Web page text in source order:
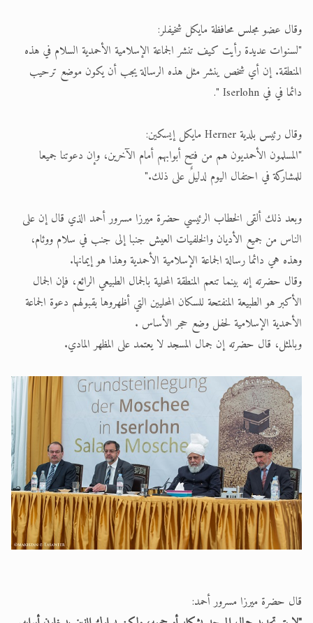
وقال عضو مجلس محافظة مايكل شخيفلر:
"لسنوات عديدة رأيت كيف تنشر الجماعة الإسلامية الأحمدية السلام في هذه
المنطقة. إن أي شخص ينشر مثل هذه الرسالة يجب أن يكون موضع ترحيب
دائما في في Iserlohn ".
وقال رئيس بلدية Herner مايكل إيسكين:
"المسلمون الأحمديون هم من فتح أبوابهم أمام الآخرين، وإن دعوتنا جميعا
للمشاركة في احتفال اليوم لدليلٌ على ذلك."
وبعد ذلك ألقى الخطاب الرئيسي حضرة ميرزا مسرور أحمد الذي قال إن على
الناس من جميع الأديان والخلفيات العيش جنبا إلى جنب في سلام ووئام،
وهذه هي دائما رسالة الجماعة الإسلامية الأحمدية وهذا هو إيمانها.
وقال حضرته إنه بينما تنعم المنطقة المحلية بالجمال الطبيعي الرائع، فإن الجمال
الأكبر هو الطبيعة المنفتحة للسكان المحليين التي أظهروها بقبولهم دعوة الجماعة
الأحمدية الإسلامية لحفل وضع حجر الأساس .
وبالمثل، قال حضرته إن جمال المسجد لا يعتمد على المظهر المادي.
قال حضرة ميرزا مسرور أحمد: